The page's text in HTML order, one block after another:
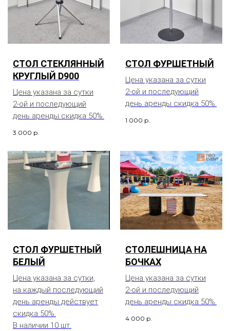
СТОЛ СТЕКЛЯННЫЙ
КРУГЛЫЙ D900
Цена указана за сутки
2-ой и последующий
день аренды скидка 50%.
3 000 р.
СТОЛ ФУРШЕТНЫЙ
Цена указана за сутки
2-ой и последующий
день аренды скидка 50%.
1 000 р.
СТОЛ ФУРШЕТНЫЙ
БЕЛЫЙ
Цена указана за сутки,
на каждый последующий
день аренды действует
скидка 50%.
В наличии 10 шт.
СТОЛЕШНИЦА НА
БОЧКАХ
Цена указана за сутки
2-ой и последующий
день аренды скидка 50%.
4 000 р.